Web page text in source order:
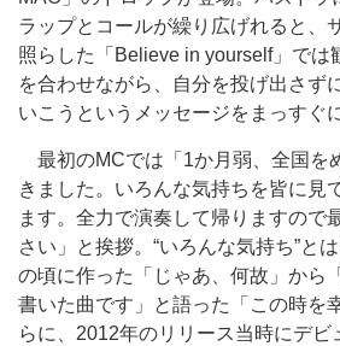
ラップとコールが繰り広げれると、
照らした「Believe in yourself」では
を合わせながら、自分を投げ出さず
いこうというメッセージをまっすぐ
最初のMCでは「1か月弱、全国を
きました。いろんな気持ちを皆に見
ます。全力で演奏して帰りますので
さい」と挨拶。“いろんな気持ち”と
の頃に作った「じゃあ、何故」から
書いた曲です」と語った「この時を
らに、2012年のリリース当時にデビ